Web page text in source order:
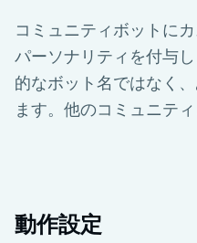
コミュニティボットに
パーソナリティを付与
的なボット名ではなく
ます。他のコミュニテ
動作設定